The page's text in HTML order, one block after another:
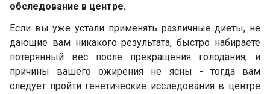
обследование в центре.
Если вы уже устали применять различные диеты, не
дающие вам никакого результата, быстро набираете
потерянный вес после прекращения голодания, и
причины вашего ожирения не ясны - тогда вам
следует пройти генетические исследования в центре